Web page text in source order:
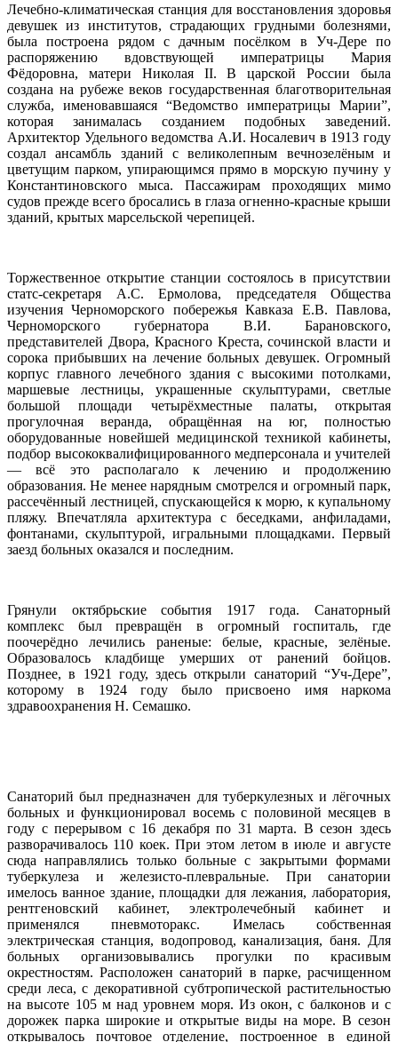
Лечебно-климатическая станция для восстановления здоровья
девушек из институтов, страдающих грудными болезнями,
была построена рядом с дачным посёлком в Уч-Дере по
распоряжению вдовствующей императрицы Мария
Фёдоровна, матери Николая II. В царской России была
создана на рубеже веков государственная благотворительная
служба, именовавшаяся “Ведомство императрицы Марии”,
которая занималась созданием подобных заведений.
Архитектор Удельного ведомства А.И. Носалевич в 1913 году
создал ансамбль зданий с великолепным вечнозелёным и
цветущим парком, упирающимся прямо в морскую пучину у
Константиновского мыса. Пассажирам проходящих мимо
судов прежде всего бросались в глаза огненно-красные крыши
зданий, крытых марсельской черепицей.
Торжественное открытие станции состоялось в присутствии
статс-секретаря А.С. Ермолова, председателя Общества
изучения Черноморского побережья Кавказа Е.В. Павлова,
Черноморского губернатора В.И. Барановского,
представителей Двора, Красного Креста, сочинской власти и
сорока прибывших на лечение больных девушек. Огромный
корпус главного лечебного здания с высокими потолками,
маршевые лестницы, украшенные скульптурами, светлые
большой площади четырёхместные палаты, открытая
прогулочная веранда, обращённая на юг, полностью
оборудованные новейшей медицинской техникой кабинеты,
подбор высококвалифицированного медперсонала и учителей
— всё это располагало к лечению и продолжению
образования. Не менее нарядным смотрелся и огромный парк,
рассечённый лестницей, спускающейся к морю, к купальному
пляжу. Впечатляла архитектура с беседками, анфиладами,
фонтанами, скульптурой, игральными площадками. Первый
заезд больных оказался и последним.
Грянули октябрьские события 1917 года. Санаторный
комплекс был превращён в огромный госпиталь, где
поочерёдно лечились раненые: белые, красные, зелёные.
Образовалось кладбище умерших от ранений бойцов.
Позднее, в 1921 году, здесь открыли санаторий “Уч-Дере”,
которому в 1924 году было присвоено имя наркома
здравоохранения Н. Семашко.
Санаторий был предназначен для туберкулезных и лёгочных
больных и функционировал восемь с половиной месяцев в
году с перерывом с 16 декабря по 31 марта. В сезон здесь
разворачивалось 110 коек. При этом летом в июле и августе
сюда направлялись только больные с закрытыми формами
туберкулеза и железисто-плевральные. При санатории
имелось ванное здание, площадки для лежания, лаборатория,
рентгеновский кабинет, электролечебный кабинет и
применялся пневмоторакс. Имелась собственная
электрическая станция, водопровод, канализация, баня. Для
больных организовывались прогулки по красивым
окрестностям. Расположен санаторий в парке, расчищенном
среди леса, с декоративной субтропической растительностью
на высоте 105 м над уровнем моря. Из окон, с балконов и с
дорожек парка широкие и открытые виды на море. В сезон
открывалось почтовое отделение, построенное в единой